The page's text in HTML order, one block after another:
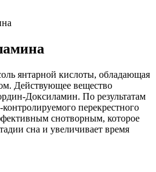
янтарной кислоты, обладающая
Действующее вещество
Доксиламин. По результатам
перекрестного
снотворным, которое
сна и увеличивает время